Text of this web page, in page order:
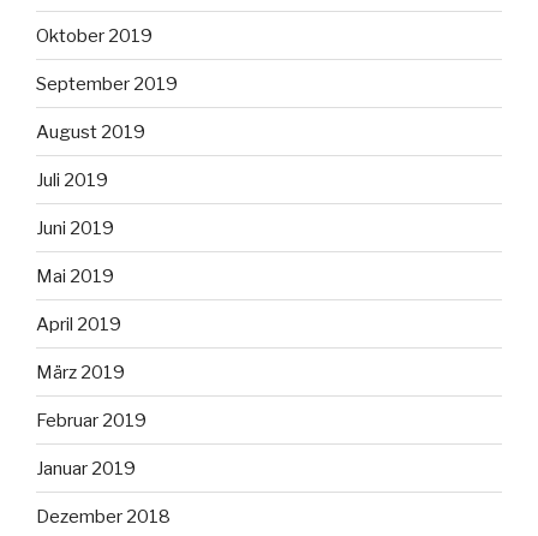
Oktober 2019
September 2019
August 2019
Juli 2019
Juni 2019
Mai 2019
April 2019
März 2019
Februar 2019
Januar 2019
Dezember 2018